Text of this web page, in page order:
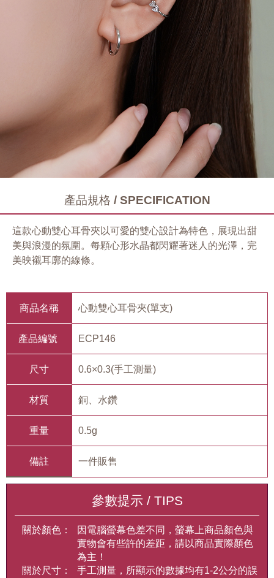
產品規格 / SPECIFICATION
這款心動雙心耳骨夾以可愛的雙心設計為特色，展現出甜
美與浪漫的氛圍。每顆心形水晶都閃耀著迷人的光澤，完
美映襯耳廓的線條。
商品名稱 心動雙心耳骨夾(單支)
產品編號 ECP146
尺寸 0.6×0.3(手工測量)
材質 銅、水鑽
重量 0.5g
備註 一件販售
參數提示 / TIPS
關於顏色：
因電腦螢幕色差不同，螢幕上商品顏色與
實物會有些許的差距，請以商品實際顏色
為主！
關於尺寸：
手工測量，所顯示的數據均有1-2公分的誤